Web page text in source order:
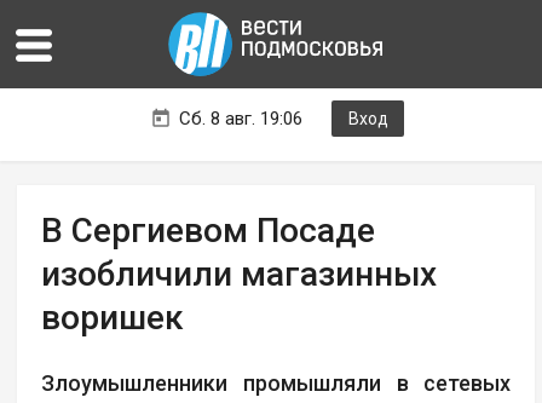
Сб. 8 авг. 19:06 Вход
В Сергиевом Посаде
изобличили магазинных
воришек
Злоумышленники промышляли в сетевых